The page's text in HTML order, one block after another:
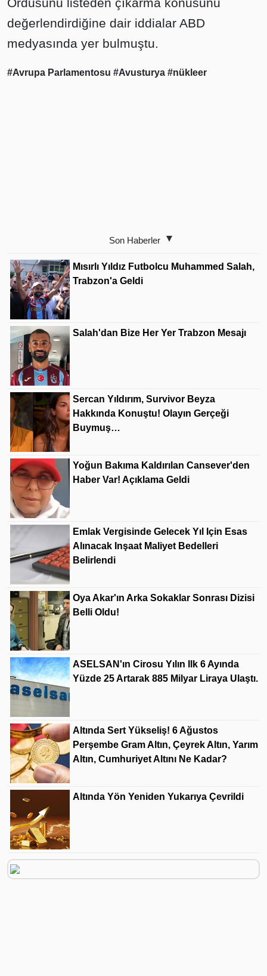
değerlendirdiğine dair iddialar ABD
medyasında yer bulmuştu.
#Avrupa Parlamentosu #Avusturya #nükleer
Son Haberler
Mısırlı Yıldız Futbolcu Muhammed Salah,
Trabzon'a Geldi
Salah'dan Bize Her Yer Trabzon Mesajı
Sercan Yıldırım, Survivor Beyza
Hakkında Konuştu! Olayın Gerçeği
Buymuş…
Yoğun Bakıma Kaldırılan Cansever'den
Haber Var! Açıklama Geldi
Emlak Vergisinde Gelecek Yıl Için Esas
Alınacak Inşaat Maliyet Bedelleri
Belirlendi
Oya Akar'ın Arka Sokaklar Sonrası Dizisi
Belli Oldu!
ASELSAN'ın Cirosu Yılın Ilk 6 Ayında
Yüzde 25 Artarak 885 Milyar Liraya Ulaştı.
Altında Sert Yükseliş! 6 Ağustos
Perşembe Gram Altın, Çeyrek Altın, Yarım
Altın, Cumhuriyet Altını Ne Kadar?
Altında Yön Yeniden Yukarıya Çevrildi